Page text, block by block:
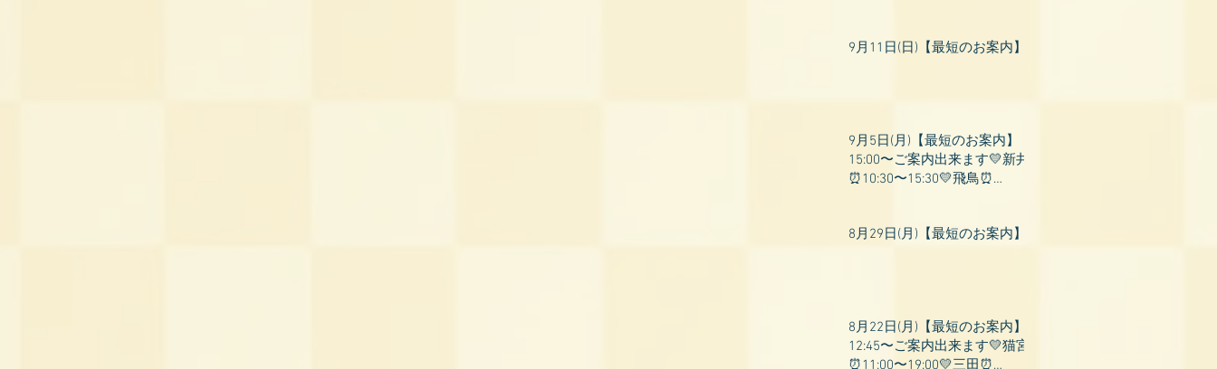
9月11日(日)【最短のお案内】
9月5日(月)【最短のお案内】
15:00〜ご案内出来ます💛新井
⏰10:30〜15:30💛飛鳥⏰
8月29日(月)【最短のお案内】
8月22日(月)【最短のお案内】
12:45〜ご案内出来ます💛猫宮
⏰11:00〜19:00💛三田⏰